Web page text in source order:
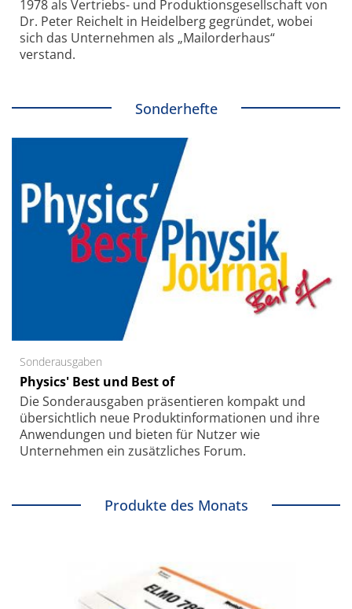
1978 als Vertriebs- und Produktionsgesellschaft von
Dr. Peter Reichelt in Heidelberg gegründet, wobei
sich das Unternehmen als „Mailorderhaus“
verstand.
Sonderhefte
Sonderausgaben
Physics' Best und Best of
Die Sonder­ausgaben präsentieren kompakt und
übersichtlich neue Produkt­informationen und ihre
Anwendungen und bieten für Nutzer wie
Unternehmen ein zusätzliches Forum.
Produkte des Monats